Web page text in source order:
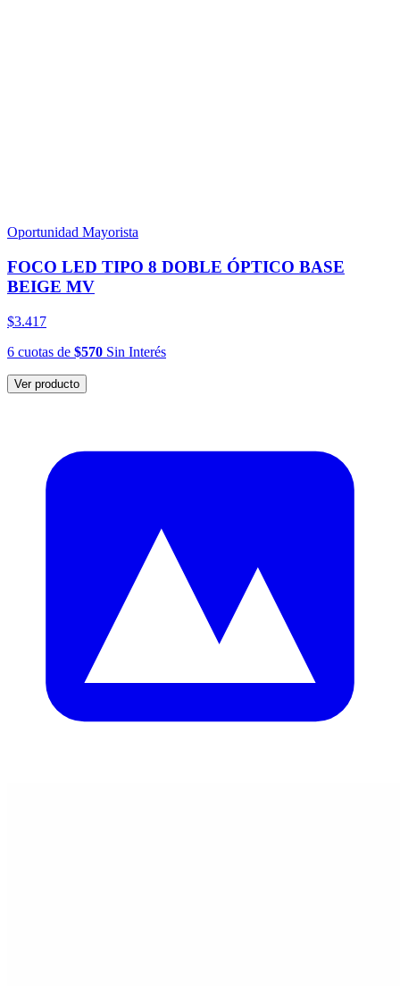
Oportunidad Mayorista
FOCO LED TIPO 8 DOBLE ÓPTICO BASE
BEIGE MV
$3.417
6 cuotas de $570 Sin Interés
Ver producto